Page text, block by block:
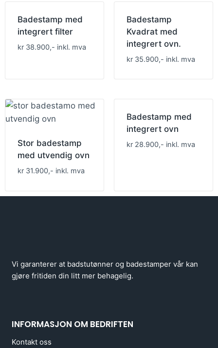
Badestamp med
integrert filter
kr 38.900,- inkl. mva
Badestamp
Kvadrat med
integrert ovn.
kr 35.900,- inkl. mva
Stor badestamp
med utvendig ovn
kr 31.900,- inkl. mva
Badestamp med
integrert ovn
kr 28.900,- inkl. mva
Vi garanterer at badstutønner og badestamper vår kan
gjøre fritiden din litt mer behagelig.
INFORMASJON OM BEDRIFTEN
Kontakt oss